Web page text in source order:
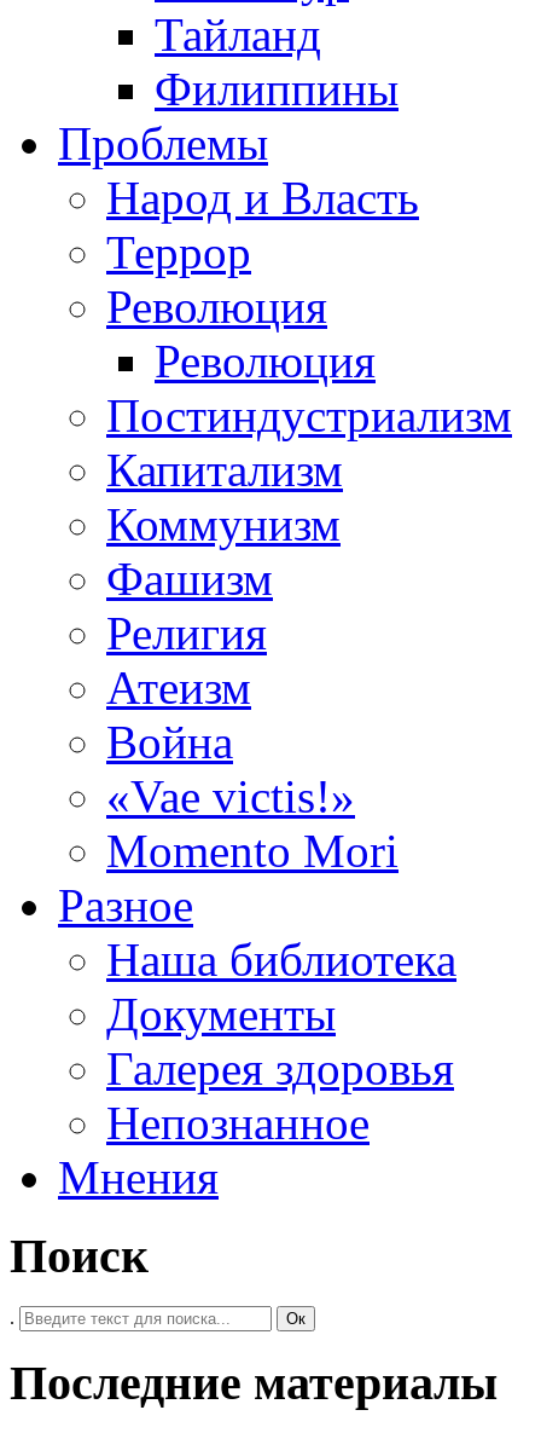
Тайланд
Филиппины
Проблемы
Народ и Власть
Террор
Революция
Революция
Постиндустриализм
Капитализм
Коммунизм
Фашизм
Религия
Атеизм
Война
«Vae victis!»
Momento Mori
Разное
Наша библиотека
Документы
Галерея здоровья
Непознанное
Мнения
Поиск
. Ок
Последние материалы